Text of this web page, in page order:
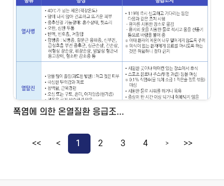
폭염에 의한 온열질환 응급조...
<< < 1 2 3 4 > >>